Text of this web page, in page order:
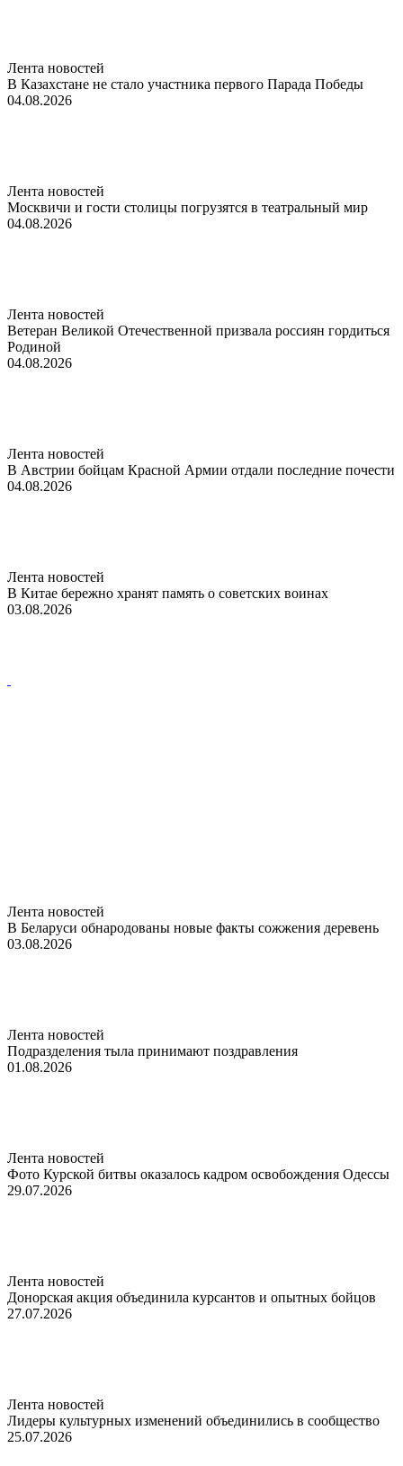
Лента новостей
В Казахстане не стало участника первого Парада Победы
04.08.2026
Лента новостей
Москвичи и гости столицы погрузятся в театральный мир
04.08.2026
Лента новостей
Ветеран Великой Отечественной призвала россиян гордиться
Родиной
04.08.2026
Лента новостей
В Австрии бойцам Красной Армии отдали последние почести
04.08.2026
Лента новостей
В Китае бережно хранят память о советских воинах
03.08.2026
Лента новостей
В Беларуси обнародованы новые факты сожжения деревень
03.08.2026
Лента новостей
Подразделения тыла принимают поздравления
01.08.2026
Лента новостей
Фото Курской битвы оказалось кадром освобождения Одессы
29.07.2026
Лента новостей
Донорская акция объединила курсантов и опытных бойцов
27.07.2026
Лента новостей
Лидеры культурных изменений объединились в сообщество
25.07.2026